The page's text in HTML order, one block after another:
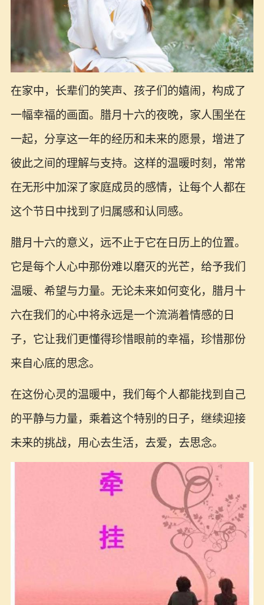
在家中，长辈们的笑声、孩子们的嬉闹，构成了
一幅幸福的画面。腊月十六的夜晚，家人围坐在
一起，分享这一年的经历和未来的愿景，增进了
彼此之间的理解与支持。这样的温暖时刻，常常
在无形中加深了家庭成员的感情，让每个人都在
这个节日中找到了归属感和认同感。
腊月十六的意义，远不止于它在日历上的位置。
它是每个人心中那份难以磨灭的光芒，给予我们
温暖、希望与力量。无论未来如何变化，腊月十
六在我们的心中将永远是一个流淌着情感的日
子，它让我们更懂得珍惜眼前的幸福，珍惜那份
来自心底的思念。
在这份心灵的温暖中，我们每个人都能找到自己
的平静与力量，乘着这个特别的日子，继续迎接
未来的挑战，用心去生活，去爱，去思念。